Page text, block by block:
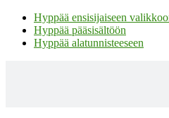
Hyppää ensisijaiseen
Hyppää pääsisältöön
Hyppää alatunnisteeseen